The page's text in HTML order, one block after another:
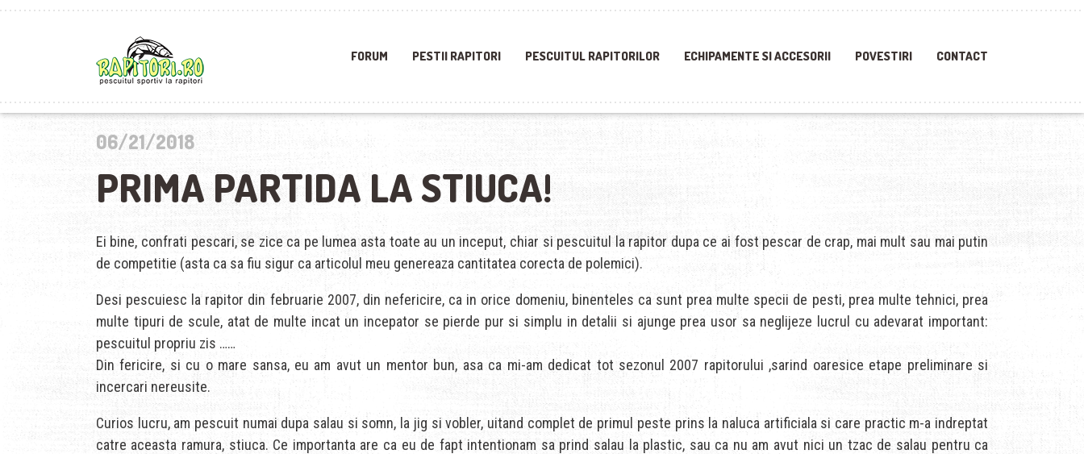
FORUM PESTII RAPITORI PESCUITUL RAPITORILOR ECHIPAMENTE SI ACCESORII POVESTIRI CONTACT
06/21/2018
PRIMA PARTIDA LA STIUCA!
Ei bine, confrati pescari, se zice ca pe lumea asta toate au un inceput, chiar si pescuitul la rapitor dupa ce ai fost pescar de crap, mai mult sau mai putin
de competitie (asta ca sa fiu sigur ca articolul meu genereaza cantitatea corecta de polemici).
Desi pescuiesc la rapitor din februarie 2007, din nefericire, ca in orice domeniu, binenteles ca sunt prea multe specii de pesti, prea multe tehnici, prea
multe tipuri de scule, atat de multe incat un incepator se pierde pur si simplu in detalii si ajunge prea usor sa neglijeze lucrul cu adevarat important:
pescuitul propriu zis ……
Din fericire, si cu o mare sansa, eu am avut un mentor bun, asa ca mi-am dedicat tot sezonul 2007 rapitorului ,sarind oaresice etape preliminare si
incercari nereusite.
Curios lucru, am pescuit numai dupa salau si somn, la jig si vobler, uitand complet de primul peste prins la naluca artificiala si care practic m-a indreptat
catre aceasta ramura, stiuca. Ce importanta are ca eu de fapt intentionam sa prind salau la plastic, sau ca nu am avut nici un tzac de salau pentru ca